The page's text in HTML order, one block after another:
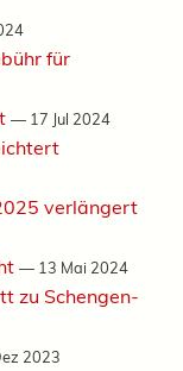
für
— 17 Jul 2024
verlängert
— 13 Mai 2024
zu Schengen-
2023